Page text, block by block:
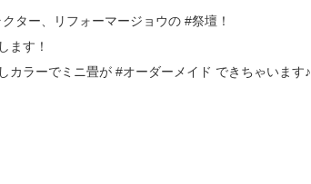
ター、リフォーマージョウの #祭壇！
ます！
カラーでミニ畳が #オーダーメイド できちゃいます♪